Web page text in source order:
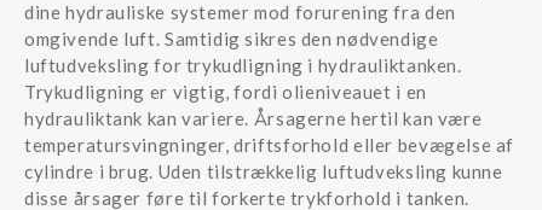
dine hydrauliske systemer mod forurening fra den
omgivende luft. Samtidig sikres den nødvendige
luftudveksling for trykudligning i hydrauliktanken.
Trykudligning er vigtig, fordi olieniveauet i en
hydrauliktank kan variere. Årsagerne hertil kan være
temperatursvingninger, driftsforhold eller bevægelse af
cylindre i brug. Uden tilstrækkelig luftudveksling kunne
disse årsager føre til forkerte trykforhold i tanken.